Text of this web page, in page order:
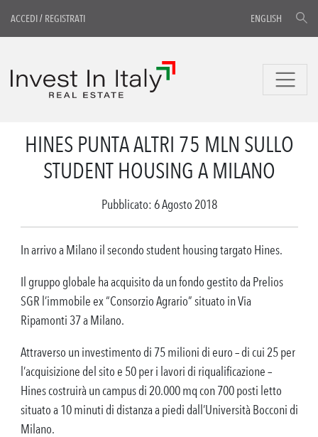
ACCEDI/ REGISTRATI ENGLISH
HINES PUNTA ALTRI 75 MLN SULLO
STUDENT HOUSING A MILANO
Pubblicato: 6 Agosto 2018
In arrivo a Milano il secondo student housing targato Hines.
Il gruppo globale ha acquisito da un fondo gestito da Prelios
SGR l’immobile ex “Consorzio Agrario” situato in Via
Ripamonti 37 a Milano.
Attraverso un investimento di 75 milioni di euro – di cui 25 per
l’acquisizione del sito e 50 per i lavori di riqualificazione –
Hines costruirà un campus di 20.000 mq con 700 posti letto
situato a 10 minuti di distanza a piedi dall’Università Bocconi di
Milano.